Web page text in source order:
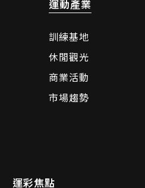
運動產業
訓練基地
休閒觀光
商業活動
市場趨勢
運彩焦點